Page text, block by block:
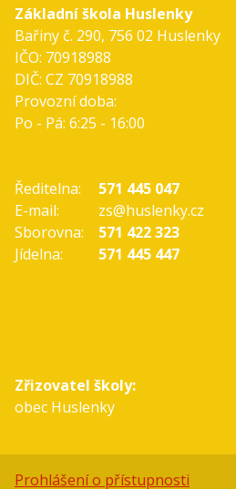
Základní škola Huslenky
Bařiny č. 290, 756 02 Huslenky
IČO: 70918988
DIČ: CZ 70918988
Provozní doba:
Po - Pá: 6:25 - 16:00
Ředitelna:
571 445 047
E-mail:
zs@huslenky.cz
Sborovna:
571 422 323
Jídelna:
571 445 447
Zřizovatel školy:
obec Huslenky
Prohlášení o přístupnosti